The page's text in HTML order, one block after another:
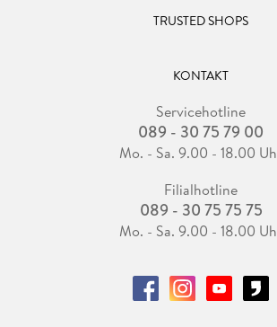
TRUSTED SHOPS
KONTAKT
Servicehotline
089 - 30 75 79 00
Mo. - Sa. 9.00 - 18.00
Filialhotline
089 - 30 75 75 75
Mo. - Sa. 9.00 - 18.00